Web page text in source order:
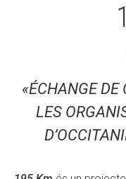
«ÉCHANGE DE
LES